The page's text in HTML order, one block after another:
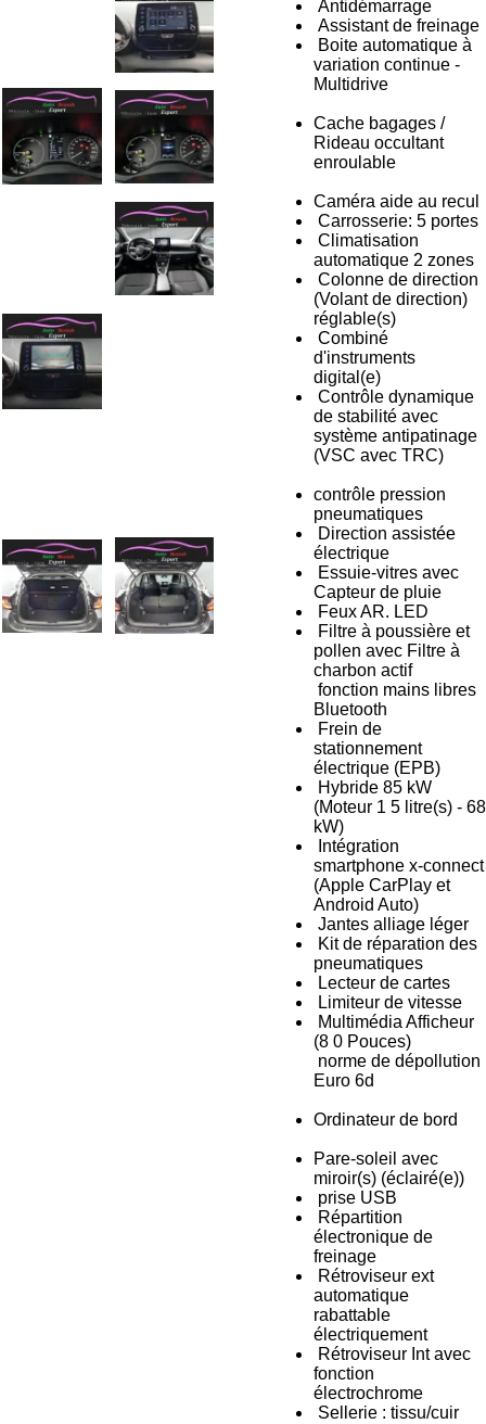
Antidémarrage
Assistant de freinage
Boite automatique à
variation continue -
Multidrive
Cache bagages /
Rideau occultant
enroulable
Caméra aide au recul
Carrosserie: 5 portes
Climatisation
automatique 2 zones
Colonne de direction
(Volant de direction)
réglable(s)
Combiné
d'instruments
digital(e)
Contrôle dynamique
de stabilité avec
système antipatinage
(VSC avec TRC)
contrôle pression
pneumatiques
Direction assistée
électrique
Essuie-vitres avec
Capteur de pluie
Feux AR. LED
Filtre à poussière et
pollen avec Filtre à
charbon actif
fonction mains libres
Bluetooth
Frein de
stationnement
électrique (EPB)
Hybride 85 kW
(Moteur 1 5 litre(s) - 68
kW)
Intégration
smartphone x-connect
(Apple CarPlay et
Android Auto)
Jantes alliage léger
Kit de réparation des
pneumatiques
Lecteur de cartes
Limiteur de vitesse
Multimédia Afficheur
(8 0 Pouces)
norme de dépollution
Euro 6d
Ordinateur de bord
Pare-soleil avec
miroir(s) (éclairé(e))
prise USB
Répartition
électronique de
freinage
Rétroviseur ext
automatique
rabattable
électriquement
Rétroviseur Int avec
fonction
électrochrome
Sellerie : tissu/cuir